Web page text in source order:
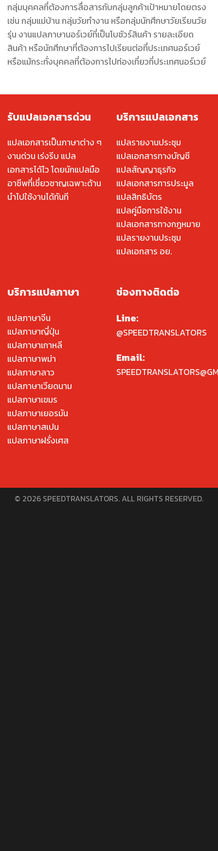
กลุ่มบุคคลที่ต้องการสื่อสารกับกลุ่มลูกค้าเป้าหมายโดยตรง
เช่น กลุ่มแม่บ้าน กลุ่มวัยทำงาน หรือกลุ่มนักศึกษาวัยเรียนวัย
รุ่น งานแปลภาษานอร์เวย์ที่เป็นโบชัวร์สินค้า รายละเอียด
สินค้า หรือนักศึกษาที่ต้องการไปเรียนต่อที่ประเทศนอร์เวย์
หรือแม้กระทั่งบุคคลที่ต้องการไปท่องเที่ยวที่ประเทศนอร์เวย์
รับแปลเอกสารด่วน
แปลเอกสารเป็นภาษาต่าง ๆ
งานด่วน เร่งรีบ แปล
เอกสารได้ไว โดยนักแปลมือ
อาชีพที่เชี่ยวชาญเฉพาะด้าน
นำไปใช้งานได้ทันที
บริการแปลเอกสาร
แปลรายงานประชุม
แปลเอกสารทางบัญชี
แปลสัญญาธุรกิจ
แปลเอกสารการประมูล
แปลสิทธิบัตร
แปลคู่มือการใช้งาน
แปลเอกสารทางกฎหมาย
แปลรายงานประชุม
แปลเอกสาร อย.
บริการแปลภาษา
แปลภาษาจีน
แปลภาษาญี่ปุ่น
แปลภาษาเกาหลี
แปลภาษาพม่า
แปลภาษาลาว
แปลภาษาเวียดนาม
แปลภาษาเขมร
แปลภาษาเยอรมัน
แปลภาษาสเปน
แปลภาษาฝรั่งเศส
ช่องทางติดต่อ
Line:
@SPEEDTRANSLATORS
Email:
© 2026 SPEEDTRANSLATORS. ALL RIGHTS RESERVED.